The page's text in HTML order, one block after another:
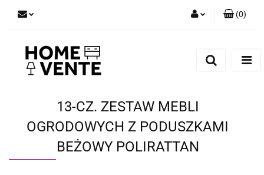
(0)
13-CZ. ZESTAW MEBLI
OGRODOWYCH Z PODUSZKAMI
BEŻOWY POLIRATTAN